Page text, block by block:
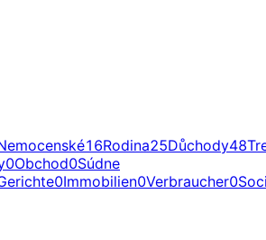
16Rodina25Důchody48
0Obchod0Súdne
0Immobilien0Verbraucher0